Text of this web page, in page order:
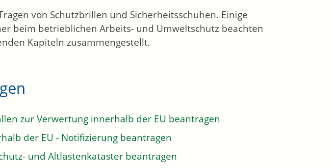
von Schutzbrillen und Sicherheitsschuhen. Einige
beim betrieblichen Arbeits- und Umweltschutz beachten
Kapiteln zusammengestellt.
zur Verwertung innerhalb der EU beantragen
der EU - Notifizierung beantragen
und Altlastenkataster beantragen